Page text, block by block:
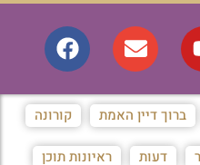
ברוך דיין האמת קורונה
דעות ראיונות תוכן